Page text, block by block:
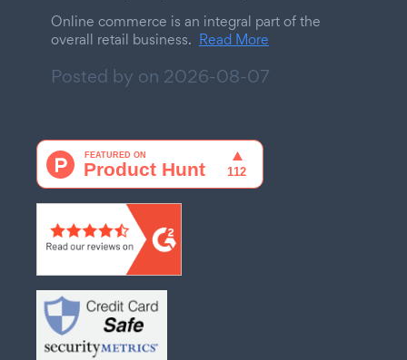
Online commerce is an integral part of the
overall retail business. Read More
Posted by on 2026-08-07